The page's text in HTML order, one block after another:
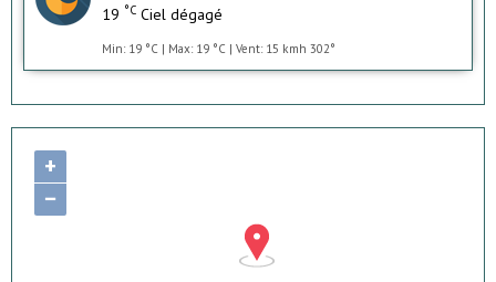
19 °C Ciel dégagé
Min: 19 °C | Max: 19 °C | Vent: 15 kmh 302°
+
−